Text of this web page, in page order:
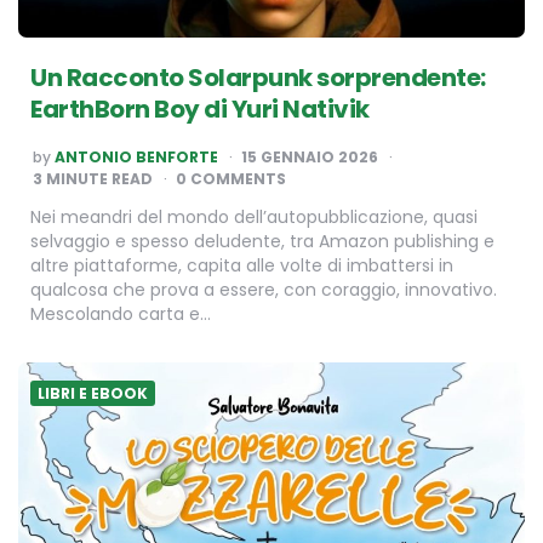
Un Racconto Solarpunk sorprendente:
EarthBorn Boy di Yuri Nativik
POSTED
BY
byANTONIO BENFORTE
15 GENNAIO 2026
3 MINUTE READ 0 COMMENTS
Nei meandri del mondo dell’autopubblicazione, quasi
selvaggio e spesso deludente, tra Amazon publishing e
altre piattaforme, capita alle volte di imbattersi in
qualcosa che prova a essere, con coraggio, innovativo.
Mescolando carta e…
LIBRI E EBOOK